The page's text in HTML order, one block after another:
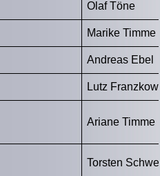
Olaf Töne
Marike Timme
Andreas Ebel
Lutz
Ariane Timme
Torsten